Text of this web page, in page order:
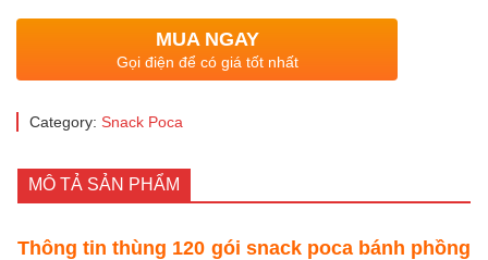
MUA NGAY
Gọi điện để có giá tốt nhất
Category: Snack Poca
MÔ TẢ SẢN PHẨM
Thông tin thùng 120 gói snack poca bánh phồng